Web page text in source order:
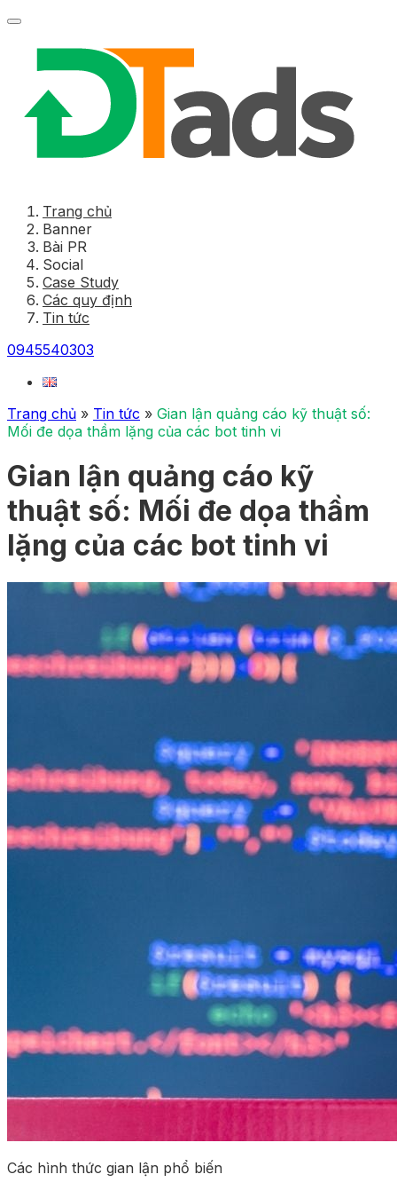
Trang chủ
Banner
Bài PR
Social
Case Study
Các quy định
Tin tức
0945540303
Trang chủ » Tin tức » Gian lận quảng cáo kỹ thuật số:
Mối đe dọa thầm lặng của các bot tinh vi
Gian lận quảng cáo kỹ
thuật số: Mối đe dọa thầm
lặng của các bot tinh vi
Các hình thức gian lận phổ biến